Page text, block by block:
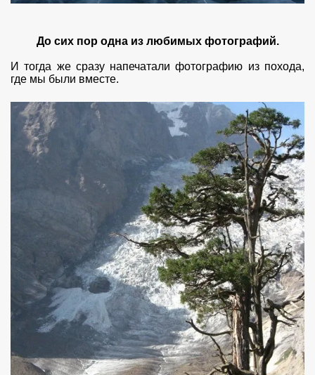
До сих пор одна из любимых фотографий.
И тогда же сразу напечатали фотографию из похода,
где мы были вместе.